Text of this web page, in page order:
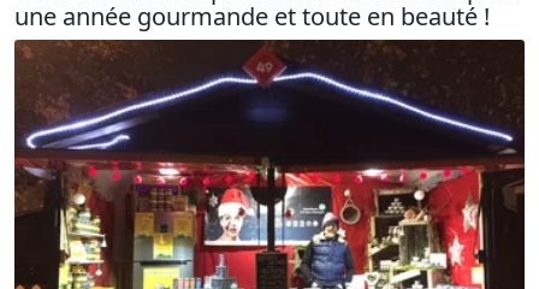
une année gourmande et toute en beauté !